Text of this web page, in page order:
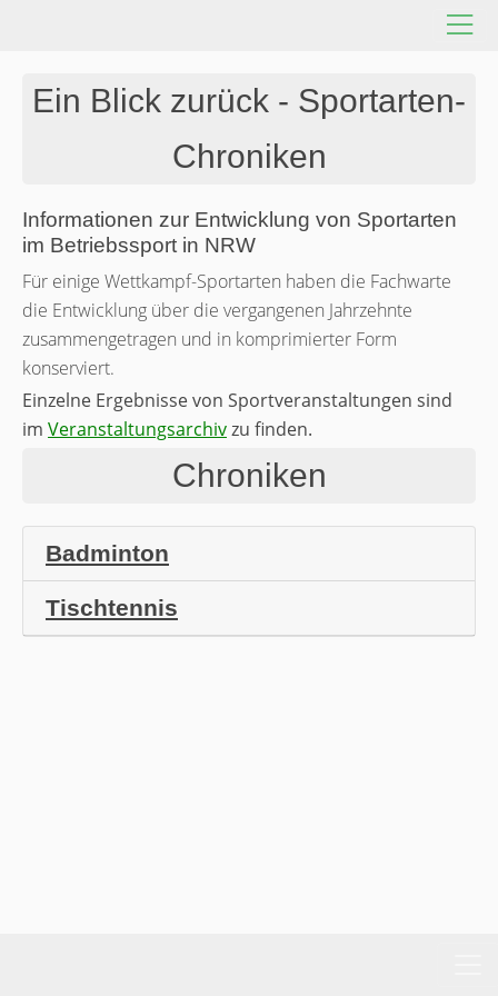
Ein Blick zurück - Sportarten-
Chroniken
Informationen zur Entwicklung von Sportarten
im Betriebssport in NRW
Für einige Wettkampf-Sportarten haben die Fachwarte
die Entwicklung über die vergangenen Jahrzehnte
zusammengetragen und in komprimierter Form
konserviert.
Einzelne Ergebnisse von Sportveranstaltungen sind
im Veranstaltungsarchivzu finden.
Chroniken
Badminton
Tischtennis